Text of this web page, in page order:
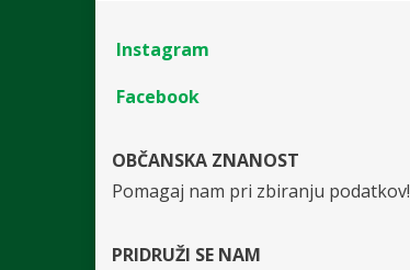
Instagram
Facebook
OBČANSKA ZNANOST
Pomagaj nam pri zbiranju podatkov!
PRIDRUŽI SE NAM